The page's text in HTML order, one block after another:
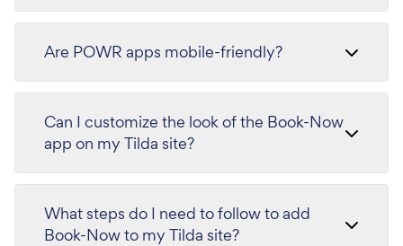
Are POWR apps mobile-friendly?
Can I customize the look of the Book-Now
app on my Tilda site?
What steps do I need to follow to add
Book-Now to my Tilda site?